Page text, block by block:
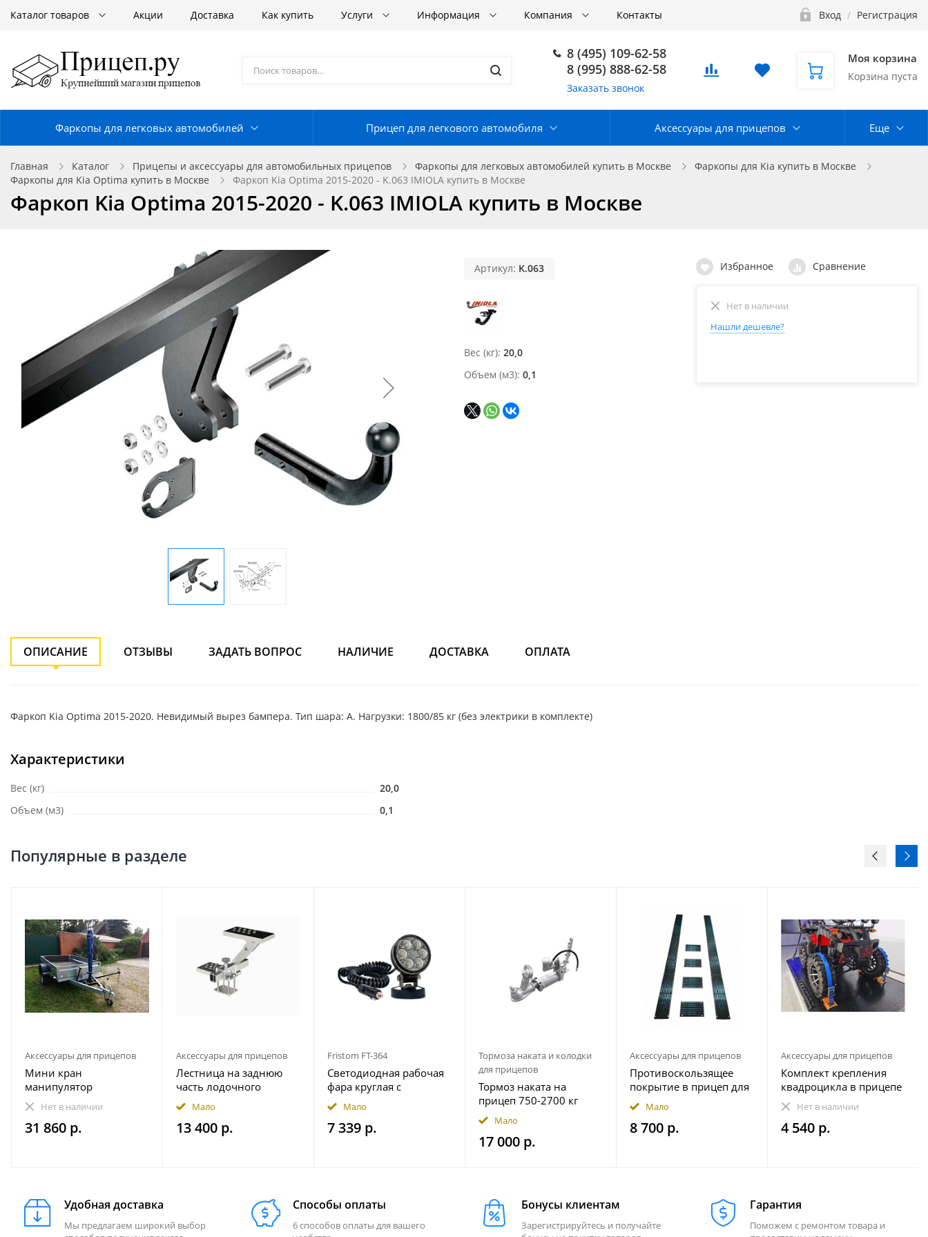
Каталог товаров Акции Доставка Как купить Услуги Информация Компания Контакты Вход / Регистрация
8 (495) 109-62-58
8 (995) 888-62-58
Заказать звонок
Моя корзина
Корзина пуста
Фаркопы для легковых автомобилей Прицеп для легкового автомобиля Аксессуары для прицепов Еще
Главная Каталог Прицепы и аксессуары для автомобильных прицепов Фаркопы для легковых автомобилей купить в Москве
Фаркопы для Kia купить в Москве
Фаркопы для Kia Optima купить в Москве
Фаркоп Kia Optima 2015-2020 - K.063 IMIOLA купить в Москве
Фаркоп Kia Optima 2015-2020 - K.063 IMIOLA купить в Москве
Артикул: K.063
Вес (кг) 20,0
Объем (м3) 0,1
Избранное Сравнение
Нет в наличии
Нашли дешевле?
ОПИСАНИЕ ОТЗЫВЫ ЗАДАТЬ ВОПРОС НАЛИЧИЕ ДОСТАВКА ОПЛАТА
Фаркоп Kia Optima 2015-2020. Невидимый вырез бампера. Тип шара: A. Нагрузки: 1800/85 кг (без электрики в комплекте)
Характеристики
Вес (кг)
20,0
Объем (м3)
0,1
Популярные в разделе
Аксессуары для прицепов
Мини кран
манипулятор
гидравлический прицеп
1000 кг пикап
Нет в наличии
31 860 р.
Аксессуары для прицепов
Лестница на заднюю
часть лодочного
прицепа
490.230.000.000-01
Практик (правая - по
Мало
13 400 р.
Fristom FT-364
Светодиодная рабочая
фара круглая с
широким световым
потоком мощность
2500 лм на магнитном
Мало
7 339 р.
Тормоза наката и колодки
для прицепов
Тормоз наката на
прицеп 750-2700 кг
гидравлический
Мало
17 000 р.
Аксессуары для прицепов
Противоскользящее
покрытие в прицеп для
снегохода ПРЕМИУМ
комплект 20 элементов
Мало
8 700 р.
Аксессуары для прицепов
Комплект крепления
квадроцикла в прицепе
(на 1 колесо)
Нет в наличии
4 540 р.
Удобная доставка
Мы предлагаем широкий выбор
Способы оплаты
6 способов оплаты для вашего
Бонусы клиентам
Зарегистрируйтесь и получайте
Гарантия
Поможем с ремонтом товара и